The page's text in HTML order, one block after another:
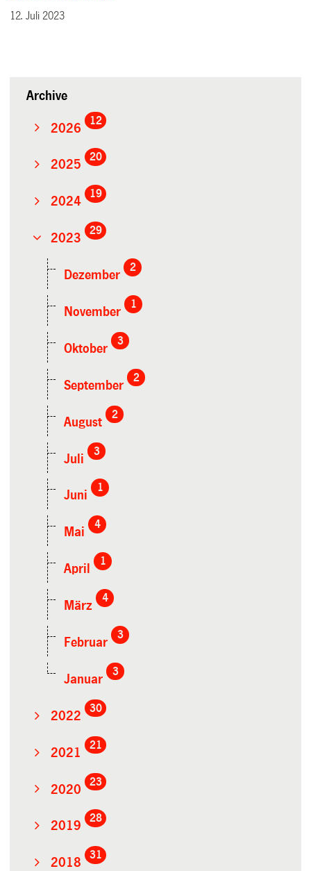
12. Juli 2023
Archive
2026
12
2025
20
2024
19
2023
29
Dezember
2
November
1
Oktober
3
September
2
August
2
Juli
3
Juni
1
Mai
4
April
1
März
4
Februar
3
Januar
3
2022
30
2021
21
2020
23
2019
28
2018
31